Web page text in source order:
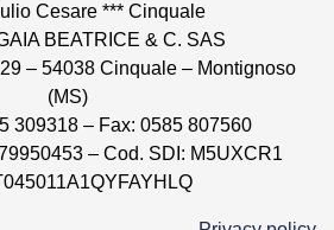
Cesare *** Cinquale
BEATRICE & C. SAS
– 54038 Cinquale – Montignoso
(MS)
309318 – Fax: 0585 807560
– Cod. SDI: M5UXCR1